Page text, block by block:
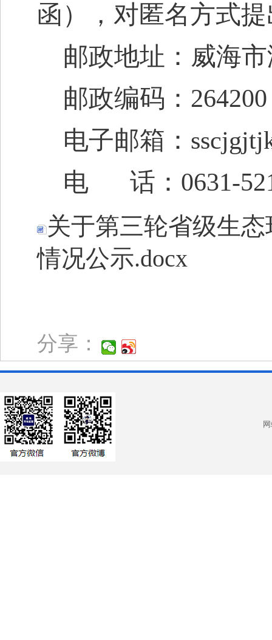
函），对匿名方式
邮政地址：威海
邮政编码： 264200
电子邮箱：
电
话： 0631-
关于第三轮省级生
情况公示.docx
分享：